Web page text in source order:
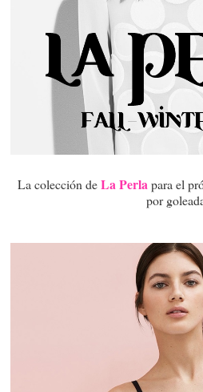
La colección deLa Perla para el
por